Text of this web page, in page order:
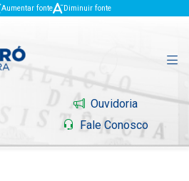
Aumentar fonte Diminuir fonte
Ouvidoria
Fale Conosco